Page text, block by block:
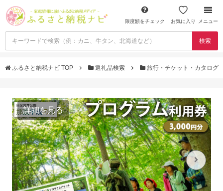
限度額をチェック お気に入り メニュー
検索
ふるさと納税ナビ TOP 返礼品検索 旅行・チケット・カタログ
詳細を見る